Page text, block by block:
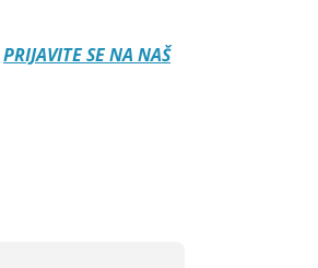
PRIJAVITE SE NA NAŠ